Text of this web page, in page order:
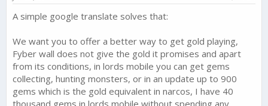
*Al introducir Forta hicieron un ataque a los jugadores que
compraron sus diegos y los perfeccionaron.
*Den la posibilidad de tener otro constructor en el complejo.
A simple google translate solves that:
We want you to offer a better way to get gold playing,
Fyber wall does not give the gold it promises and apart
from its conditions, in lords mobile you can get gems
collecting, hunting monsters, or in an update up to 900
gems which is the gold equivalent in narcos, I have 40